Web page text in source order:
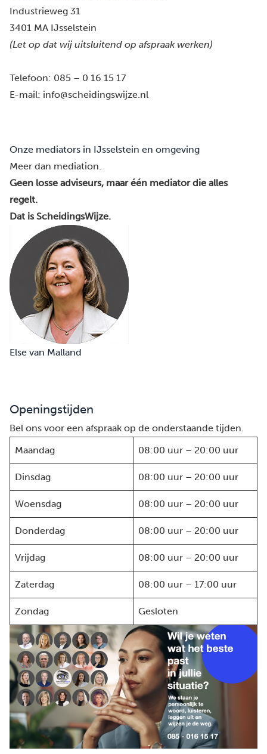
Industrieweg 31
3401 MA IJsselstein
(Let op dat wij uitsluitend op afspraak werken)
Telefoon: 085 – 0 16 15 17
E-mail: info@scheidingswijze.nl
Onze mediators in IJsselstein en omgeving
Meer dan mediation.
Geen losse adviseurs, maar één mediator die alles
regelt.
Dat is ScheidingsWijze.
Else van Malland
Openingstijden
Bel ons voor een afspraak op de onderstaande tijden.
Maandag
08:00 uur – 20:00 uur
Dinsdag 08:00 uur – 20:00 uur
Woensdag 08:00 uur – 20:00 uur
Donderdag 08:00 uur – 20:00 uur
Vrijdag 08:00 uur – 20:00 uur
Zaterdag 08:00 uur – 17:00 uur
Zondag Gesloten